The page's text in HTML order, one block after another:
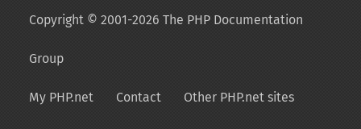
Copyright © 2001-2026 The PHP Documentation
Group
My PHP.net Contact Other PHP.net sites